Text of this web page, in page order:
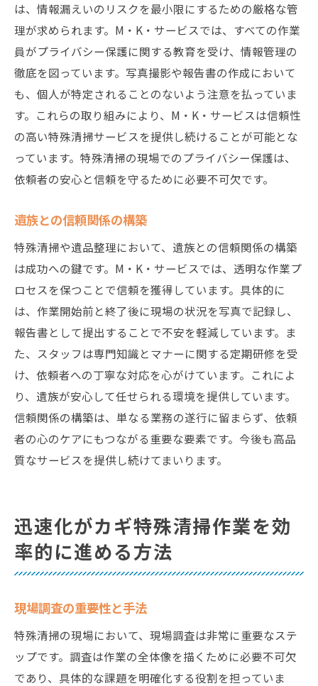
は、情報漏えいのリスクを最小限にするための厳格な管
理が求められます。M・K・サービスでは、すべての作業
員がプライバシー保護に関する教育を受け、情報管理の
徹底を図っています。写真撮影や報告書の作成において
も、個人が特定されることのないよう注意を払っていま
す。これらの取り組みにより、M・K・サービスは信頼性
の高い特殊清掃サービスを提供し続けることが可能とな
っています。特殊清掃の現場でのプライバシー保護は、
依頼者の安心と信頼を守るために必要不可欠です。
遺族との信頼関係の構築
特殊清掃や遺品整理において、遺族との信頼関係の構築
は成功への鍵です。M・K・サービスでは、透明な作業プ
ロセスを保つことで信頼を獲得しています。具体的に
は、作業開始前と終了後に現場の状況を写真で記録し、
報告書として提出することで不安を軽減しています。ま
た、スタッフは専門知識とマナーに関する定期研修を受
け、依頼者への丁寧な対応を心がけています。これによ
り、遺族が安心して任せられる環境を提供しています。
信頼関係の構築は、単なる業務の遂行に留まらず、依頼
者の心のケアにもつながる重要な要素です。今後も高品
質なサービスを提供し続けてまいります。
迅速化がカギ特殊清掃作業を効
率的に進める方法
現場調査の重要性と手法
特殊清掃の現場において、現場調査は非常に重要なステ
ップです。調査は作業の全体像を描くために必要不可欠
であり、具体的な課題を明確化する役割を担っていま